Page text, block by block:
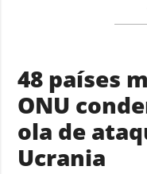
48 países
ONU
ola de
Ucrania